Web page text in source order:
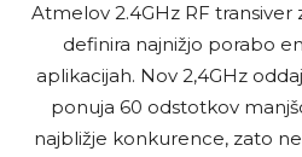
Atmelov 2.4GHz RF
definira najnižjo porabo
aplikacijah. Nov 2,4GHz
ponuja 60 odstotkov
najbližje konkurence, zato